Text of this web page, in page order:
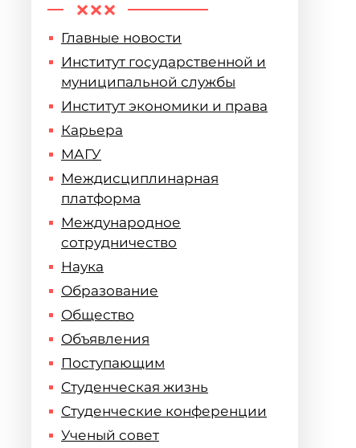
Главные новости
Институт государственной и
муниципальной службы
Институт экономики и права
Карьера
МАГУ
Междисциплинарная
платформа
Международное
сотрудничество
Наука
Образование
Общество
Объявления
Поступающим
Студенческая жизнь
Студенческие конференции
Ученый совет